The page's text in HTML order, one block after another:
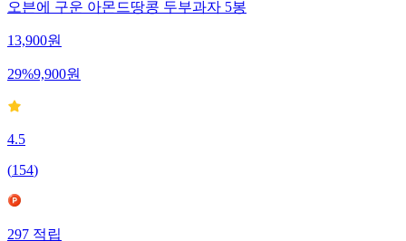
오븐에 구운 아몬드땅콩 두부과자 5봉
13,900원
29%9,900원
4.5
(154)
297적립